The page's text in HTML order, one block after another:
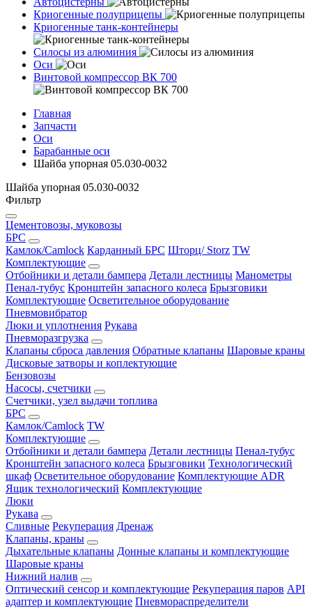
Криогенные полуприцепы
Криогенные танк-контейнеры
Силосы из алюминия
Оси
Винтовой компрессор ВК 700
Главная
Запчасти
Оси
Барабанные оси
Шайба упорная 05.030-0032
Шайба упорная 05.030-0032
Фильтр
Цементовозы, муковозы
БРС
Камлок/Camlock Карданный БРС Шторц/ Storz TW
Комплектующие
Отбойники и детали бампера Детали лестницы Манометры
Пенал-тубус Кронштейн запасного колеса Брызговики
Комплектующие Осветительное оборудование
Пневмовибратор
Люки и уплотнения Рукава
Пневморазгрузка
Клапаны сброса давления Обратные клапаны Шаровые краны
Дисковые затворы и коплектующие
Бензовозы
Насосы, счетчики
Счетчики, узел выдачи топлива
БРС
Камлок/Camlock TW
Комплектующие
Отбойники и детали бампера Детали лестницы Пенал-тубус
Кронштейн запасного колеса Брызговики Технологический
шкаф Осветительное оборудование Комплектующие ADR
Ящик технологический Комплектующие
Люки
Рукава
Сливные Рекуперация Дренаж
Клапаны, краны
Дыхательные клапаны Донные клапаны и комплектующие
Шаровые краны
Нижний налив
Оптический сенсор и комплектующие Рекуперация паров API
адаптер и комплектующие Пневмораспределители